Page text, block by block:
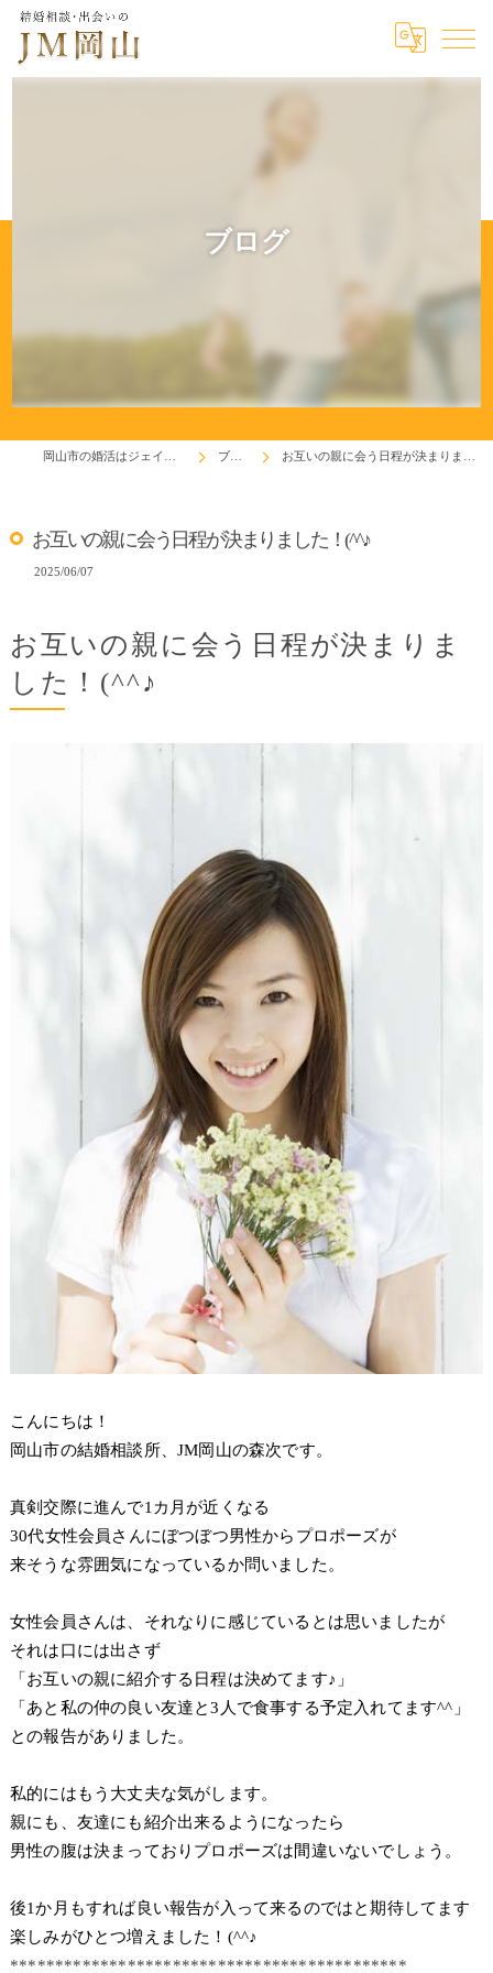
ブログ
ブログ お互いの親に会う日程が決まりました！(^^♪
お互いの親に会う日程が決まりました！(^^♪
2025/06/07
お互いの親に会う日程が決まりま
した！(^^♪
こんにちは！
岡山市の結婚相談所、JM岡山の森次です。
真剣交際に進んで1カ月が近くなる
30代女性会員さんにぼつぼつ男性からプロポーズが
来そうな雰囲気になっているか問いました。
女性会員さんは、それなりに感じているとは思いましたが
それは口には出さず
「お互いの親に紹介する日程は決めてます♪」
「あと私の仲の良い友達と3人で食事する予定入れてます^^」
との報告がありました。
私的にはもう大丈夫な気がします。
親にも、友達にも紹介出来るようになったら
男性の腹は決まっておりプロポーズは間違いないでしょう。
後1か月もすれば良い報告が入って来るのではと期待してます
楽しみがひとつ増えました！(^^♪
********************************************